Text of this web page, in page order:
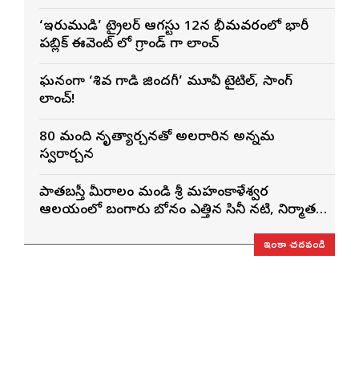
‘ఇరుముడి’ ట్రైలర్ ఆగస్టు 12న భీమవరంలో భారీ
పబ్లిక్ ఈవెంట్ లో గ్రాండ్ గా లాంచ్
ఘనంగా ‘శివ గాడి జింద‌గీ’ మూవీ టైటిల్, సాంగ్
లాంచ్!
80 మంది నృత్యార్చనతో అలరారిన అన్నమ
స్వరార్చన
పాతబస్తీ మీరాలం మండి శ్రీ మహంకాళేశ్వర
ఆలయంలో బంగారు బోనం ఎత్తిన సినీ నటి, నిర్మాత
ఇంకా చదవండి